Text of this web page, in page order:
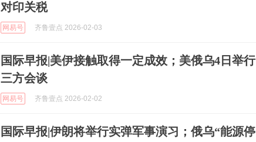
对印关税
网易号 齐鲁壹点 2026-02-03
国际早报|美伊接触取得一定成效；美俄乌4日举行
三方会谈
网易号 齐鲁壹点 2026-02-02
国际早报|伊朗将举行实弹军事演习；俄乌“能源停